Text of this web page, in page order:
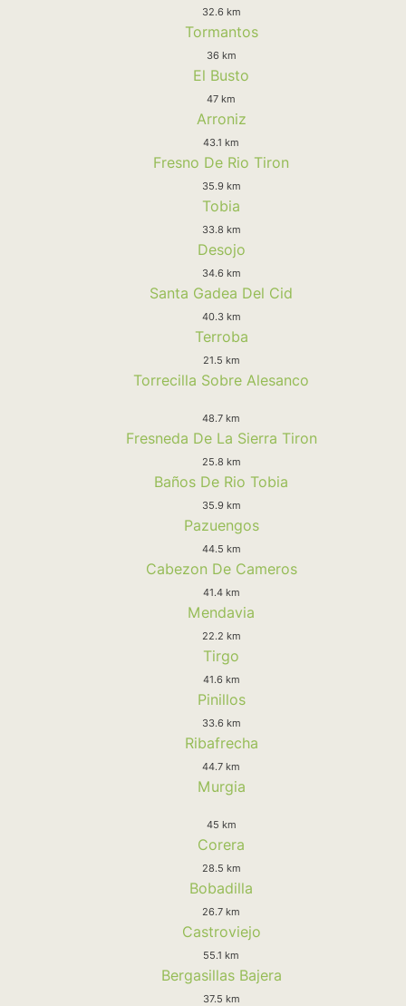
32.6 km
Tormantos
36 km
El Busto
47 km
Arroniz
43.1 km
Fresno De Rio Tiron
35.9 km
Tobia
33.8 km
Desojo
34.6 km
Santa Gadea Del Cid
40.3 km
Terroba
21.5 km
Torrecilla Sobre Alesanco
48.7 km
Fresneda De La Sierra Tiron
25.8 km
Baños De Rio Tobia
35.9 km
Pazuengos
44.5 km
Cabezon De Cameros
41.4 km
Mendavia
22.2 km
Tirgo
41.6 km
Pinillos
33.6 km
Ribafrecha
44.7 km
Murgia
45 km
Corera
28.5 km
Bobadilla
26.7 km
Castroviejo
55.1 km
Bergasillas Bajera
37.5 km